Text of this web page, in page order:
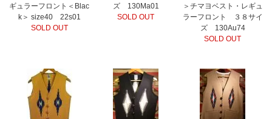
ギュラーフロント＜Blac
k＞ size40 22s01
SOLD OUT
ズ 130Ma01
SOLD OUT
＞チマヨベスト・レギュ
ラーフロント ３８サイ
ズ 130Au74
SOLD OUT